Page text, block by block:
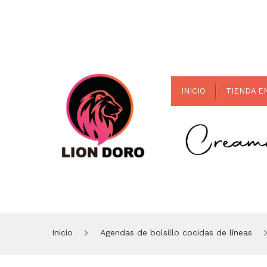
INICIO TIENDA
Inicio Agendas de bolsillo cocidas de líneas